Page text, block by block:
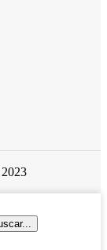
2023